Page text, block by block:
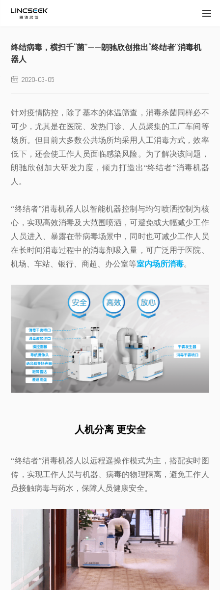
终结病毒，横扫千“菌”——朗驰欣创推出“终结者”消毒机
器人
 2020-03-05
针对疫情防控，除了基本的体温筛查，消毒杀菌同样必不
可少，尤其是在医院、发热门诊、人员聚集的工厂车间等
场所。但目前大多数公共场所均采用人工消毒方式，效率
低下，还会使工作人员面临感染风险。为了解决该问题，
朗驰欣创加大研发力度，倾力打造出“终结者”消毒机器
人。
“终结者”消毒机器人以智能机器控制与均匀喷洒控制为核
心，实现高效消毒及大范围喷洒，可避免或大幅减少工作
人员进入、暴露在带病毒场景中，同时也可减少工作人员
在长时间消毒过程中的消毒剂吸入量，可广泛用于医院、
机场、车站、银行、商超、办公室等室内场所消毒。
人机分离 更安全
“终结者”消毒机器人以远程遥操作模式为主，搭配实时图
传，实现工作人员与机器、病毒的物理隔离，避免工作人
员接触病毒与药水，保障人员健康安全。